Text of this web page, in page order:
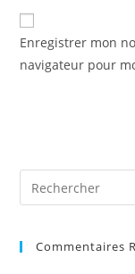
Enregistrer mon
navigateur pour
Commentaires